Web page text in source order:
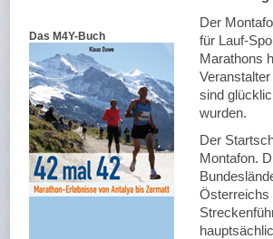
Das M4Y-Buch
Der
für Lauf-
Marathons
sind
wurden.
Der
Montafon.
Österreichs